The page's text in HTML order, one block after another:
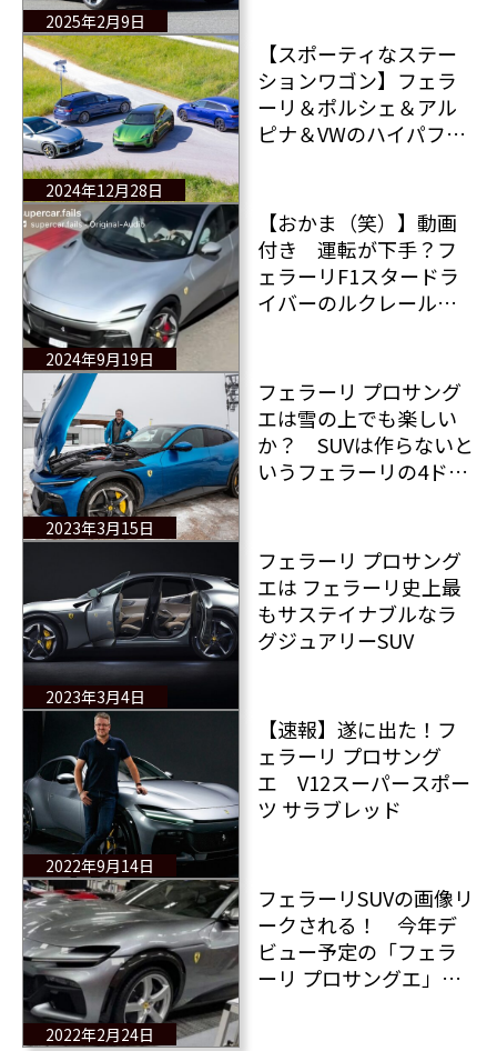
2025年2月9日
クラウンだ！
2024年12月28日
【スポーティなステー
ションワゴン】フェラ
ーリ＆ポルシェ＆アル
ピナ＆VWのハイパフォ
2024年9月19日
【おかま（笑）】動画
付き 運転が下手？フ
ェラーリF1スタードラ
イバーのルクレールが
応は？
2023年3月15日
フェラーリ プロサング
エは雪の上でも楽しい
か？ SUVは作らないと
いうフェラーリの4ドア
2023年3月4日
フェラーリ プロサング
エは フェラーリ史上最
もサステイナブルなラ
グジュアリーSUV
2022年9月14日
【速報】遂に出た！フ
ェラーリ プロサング
エ V12スーパースポー
ツ サラブレッド
2022年2月24日
フェラーリSUVの画像リ
ークされる！ 今年デ
ビュー予定の「フェラ
ーリ プロサングエ」の